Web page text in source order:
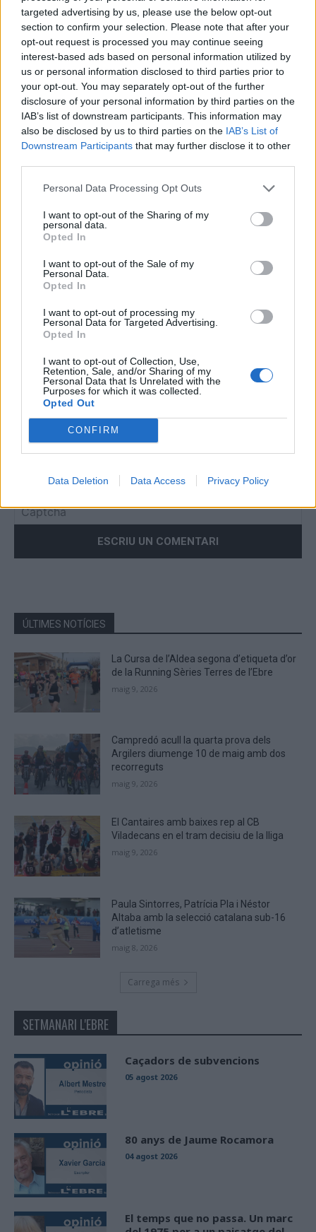
targeted advertising by us, please use the below opt-out
section to confirm your selection. Please note that after your
opt-out request is processed you may continue seeing
interest-based ads based on personal information utilized by
us or personal information disclosed to third parties prior to
your opt-out. You may separately opt-out of the further
disclosure of your personal information by third parties on the
IAB’s list of downstream participants. This information may
also be disclosed by us to third parties on the IAB’s List of
Downstream Participants that may further disclose it to other
Personal Data Processing Opt Outs
I want to opt-out of the Sharing of my
personal data.
Opted In
I want to opt-out of the Sale of my
Personal Data.
Opted In
I want to opt-out of processing my
Personal Data for Targeted Advertising.
Opted In
I want to opt-out of Collection, Use,
Retention, Sale, and/or Sharing of my
Personal Data that Is Unrelated with the
Purposes for which it was collected.
Opted Out
CONFIRM
Data Deletion Data Access Privacy Policy
Motor juny 20, 2025
Motor
El calero Marc Beltran revalida el títol de
campió d’Espanya de Kàrting
gener 1, 2025
DEIXA UNA RESPOSTA
Comentari:
Deseu el meu nom, el correu electrònic i el lloc web en
the
the
CAPTCHA
to
verify
that
you
ÚLTIMES NOTÍCIES
La Cursa de l’Aldea segona d’etiqueta d’or
de la Running Sèries Terres de l’Ebre
maig 9, 2026
Campredó acull la quarta prova dels
Argilers diumenge 10 de maig amb dos
recorreguts
maig 9, 2026
El Cantaires amb baixes rep al CB
Viladecans en el tram decisiu de la lliga
maig 9, 2026
Paula Sintorres, Patrícia Pla i Néstor
Altaba amb la selecció catalana sub-16
d’atletisme
maig 8, 2026
Carrega més
SETMANARI L'EBRE
Caçadors de subvencions
05 agost 2026
80 anys de Jaume Rocamora
04 agost 2026
El temps que no passa. Un marc